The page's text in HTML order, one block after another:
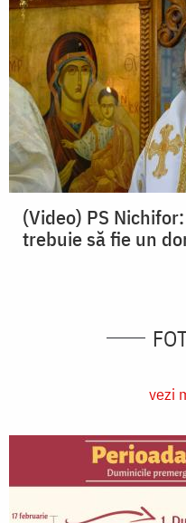
(Video) PS
trebuie să fie un
vezi